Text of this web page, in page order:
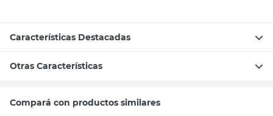
Características Destacadas
Otras Características
Compará con productos similares